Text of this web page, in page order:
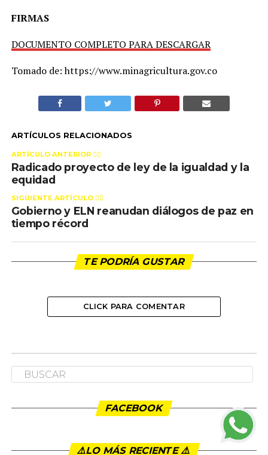
FIRMAS
DOCUMENTO COMPLETO PARA DESCARGAR
Tomado de: https://www.minagricultura.gov.co
ARTÍCULOS RELACIONADOS
ARTÍCULO ANTERIOR 👉🏻
Radicado proyecto de ley de la igualdad y la
equidad
SIGUIENTE ARTÍCULO 👈🏻
Gobierno y ELN reanudan diálogos de paz en
tiempo récord
TE PODRÍA GUSTAR
CLICK PARA COMENTAR
FACEBOOK
⚠️LO MÁS RECIENTE ⚠️️